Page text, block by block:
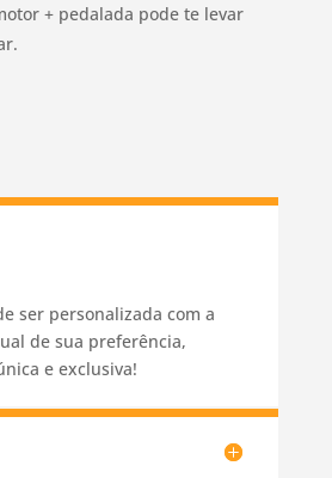
+ pedalada pode te levar
ser personalizada com a
de sua preferência,
e exclusiva!